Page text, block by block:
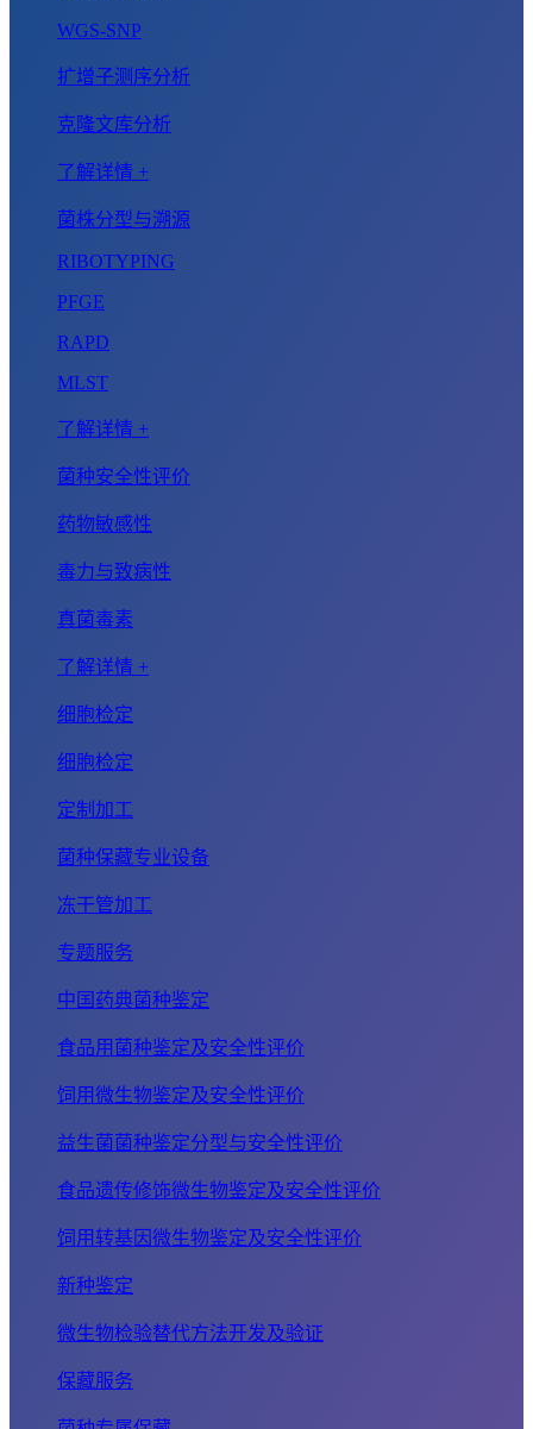
WGS-SNP
扩增子测序分析
克隆文库分析
了解详情 +
菌株分型与溯源
RIBOTYPING
PFGE
RAPD
MLST
了解详情 +
菌种安全性评价
药物敏感性
毒力与致病性
真菌毒素
了解详情 +
细胞检定
细胞检定
定制加工
菌种保藏专业设备
冻干管加工
专题服务
中国药典菌种鉴定
食品用菌种鉴定及安全性评价
饲用微生物鉴定及安全性评价
益生菌菌种鉴定分型与安全性评价
食品遗传修饰微生物鉴定及安全性评价
饲用转基因微生物鉴定及安全性评价
新种鉴定
微生物检验替代方法开发及验证
保藏服务